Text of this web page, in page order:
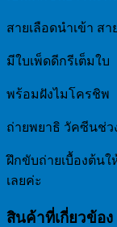
สายเลือดนำเข้า ส
มีใบเพ็ดดีกรีเต็มใบ
พร้อมฝังไมโครชิพ
ถ่ายพยาธิ วัคซีนช่ว
ฝึกขับถ่ายเบื้องต้น
เลยค่ะ
สินค้าที่เกี่ยวข้อง